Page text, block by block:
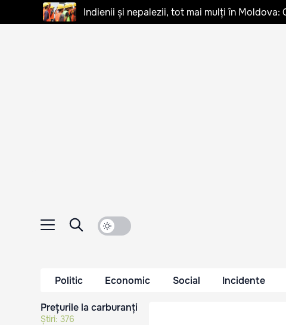
Indienii și nepalezii, tot mai mulți în Moldova:
Politic Economic Social Incidente
Prețurile la carburanți
Știri: 376